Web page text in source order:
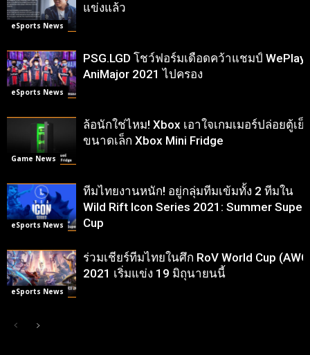
eSports News
แข่งแล้ว
eSports News
PSG.LGD โชว์ฟอร์มเดือดคว้าแชมป์ WePlay
AniMajor 2021 ไปครอง
Game News
ล้อนักใช่ไหม! Xbox เอาใจเกมเมอร์ปล่อยตู้เย็
ขนาดเล็ก Xbox Mini Fridge
eSports News
ทีมไทยงานหนัก! อยู่กลุ่มทีมเข้มทั้ง 2 ทีมใน
Wild Rift Icon Series 2021: Summer Super
Cup
eSports News
ร่วมเชียร์ทีมไทยในศึก RoV World Cup
2021 เริ่มแข่ง 19 มิถุนายนนี้